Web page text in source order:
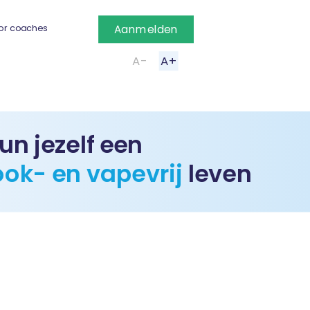
coaches Aanmelden
A- A+
jezelf een
en vapevrij leven